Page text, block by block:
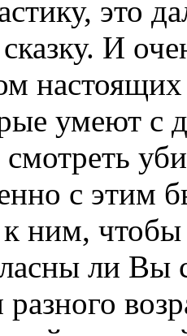
это
И
умеют с
с этим
ним,
ли Вы